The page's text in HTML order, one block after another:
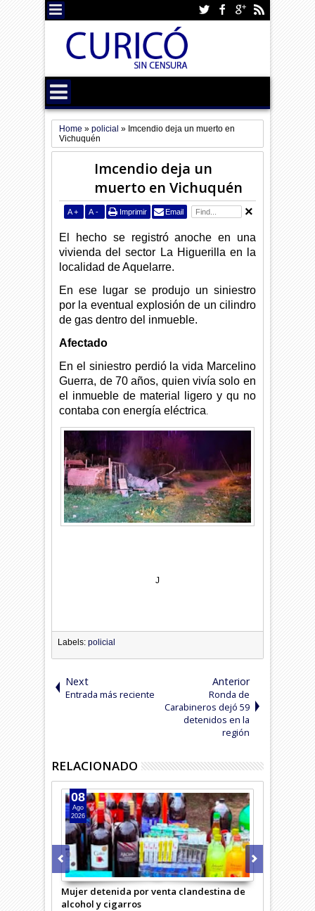
Home »policial » Imcendio deja un muerto en
Vichuquén
Imcendio deja un
muerto en Vichuquén
A + A - Imprimir Email
El hecho se registró anoche en una
vivienda del sector La Higuerilla en la
localidad de Aquelarre.
En ese lugar se produjo un siniestro
por la eventual explosión de un cilindro
de gas dentro del inmueble.
Afectado
En el siniestro perdió la vida Marcelino
Guerra, de 70 años, quien vivía solo en
el inmueble de material ligero y qu no
contaba con energía eléctrica
J
Labels:policial
Next
Entrada más reciente
Anterior
Ronda de
Carabineros dejó 59
detenidos en la
región
RELACIONADO
Mujer detenida por venta clandestina de
alcohol y cigarros
08
Ago
2026